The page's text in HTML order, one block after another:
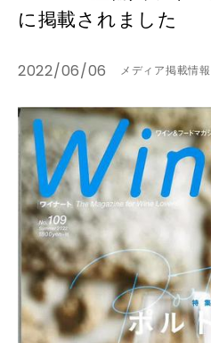
に掲載されました
2022/06/06 メディア掲載情報